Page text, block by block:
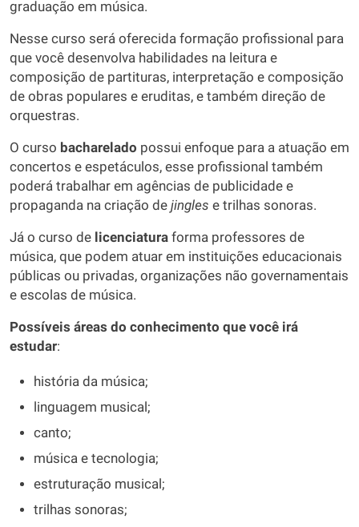
graduação em música.
Nesse curso será oferecida formação profissional para
que você desenvolva habilidades na leitura e
composição de partituras, interpretação e composição
de obras populares e eruditas, e também direção de
orquestras.
O curso bacharelado possui enfoque para a atuação em
concertos e espetáculos, esse profissional também
poderá trabalhar em agências de publicidade e
propaganda na criação de jingles e trilhas sonoras.
Já o curso de licenciatura forma professores de
música, que podem atuar em instituições educacionais
públicas ou privadas, organizações não governamentais
e escolas de música.
Possíveis áreas do conhecimento que você irá
estudar:
história da música;
linguagem musical;
canto;
música e tecnologia;
estruturação musical;
trilhas sonoras;